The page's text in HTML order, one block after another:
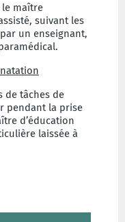
le maître
suivant les
un enseignant,
de tâches de
pendant la prise
d’éducation
laissée à